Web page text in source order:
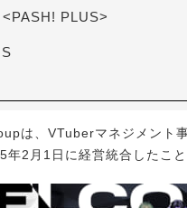
PLUS>
は、VTuberマネジメント
2月1日に経営統合したこと